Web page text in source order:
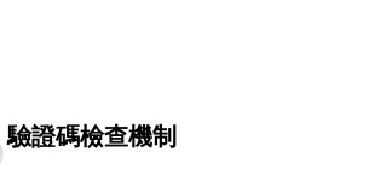
驗證碼檢查機制